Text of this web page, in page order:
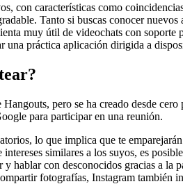
con características como
Tanto si buscas conocer
muy útil de videochats con
una práctica aplicación dirigida a
pero se ha creado desde
para participar en una reunión.
lo que implica que te
similares a los suyos, es
hablar con desconocidos gracias a la
fotografías, Instagram también